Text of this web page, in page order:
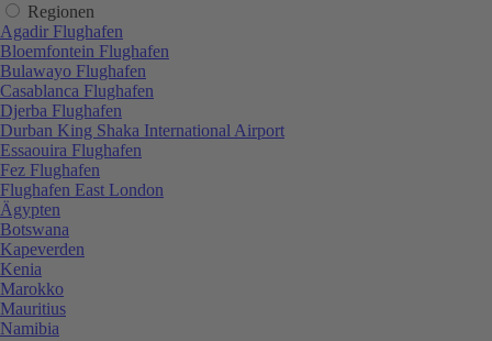
Regionen
Agadir Flughafen
Bloemfontein Flughafen
Bulawayo Flughafen
Casablanca Flughafen
Djerba Flughafen
Durban King Shaka International Airport
Essaouira Flughafen
Fez Flughafen
Flughafen East London
Ägypten
Botswana
Kapeverden
Kenia
Marokko
Mauritius
Namibia